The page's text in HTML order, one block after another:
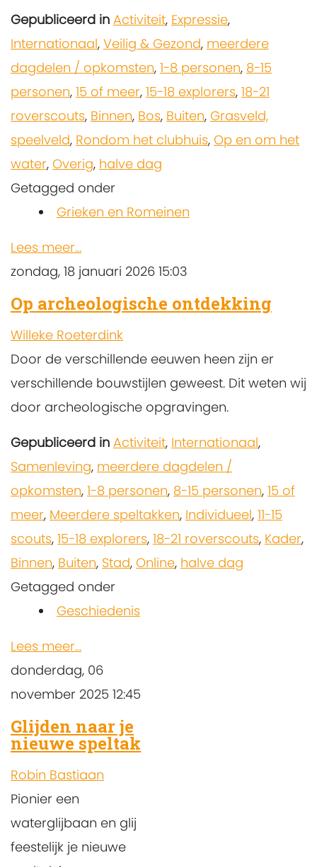
Gepubliceerd in Activiteit, Expressie,
Internationaal, Veilig & Gezond, meerdere
dagdelen / opkomsten, 1-8 personen, 8-15
personen, 15 of meer, 15-18 explorers, 18-21
roverscouts, Binnen, Bos, Buiten, Grasveld,
speelveld, Rondom het clubhuis, Op en om het
water, Overig, halve dag
Getagged onder
Grieken en Romeinen
Lees meer...
zondag, 18 januari 2026 15:03
Op archeologische ontdekking
Willeke Roeterdink
Door de verschillende eeuwen heen zijn er
verschillende bouwstijlen geweest. Dit weten wij
door archeologische opgravingen.
Gepubliceerd in Activiteit, Internationaal,
Samenleving, meerdere dagdelen /
opkomsten, 1-8 personen, 8-15 personen, 15 of
meer, Meerdere speltakken, Individueel, 11-15
scouts, 15-18 explorers, 18-21 roverscouts, Kader,
Binnen, Buiten, Stad, Online, halve dag
Getagged onder
Geschiedenis
Lees meer...
donderdag, 06
november 2025 12:45
Glijden naar je
nieuwe speltak
Robin Bastiaan
Pionier een
waterglijbaan en glij
feestelijk je nieuwe